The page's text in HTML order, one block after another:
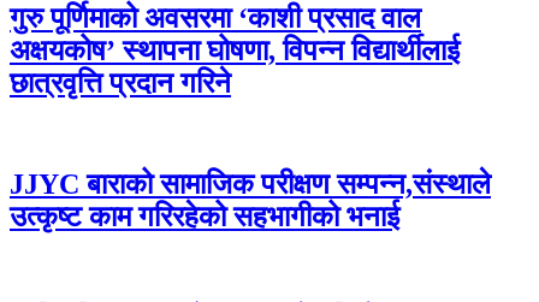
गुरु पूर्णिमाको अवसरमा ‘काशी प्रसाद वाल
अक्षयकोष’ स्थापना घोषणा, विपन्न विद्यार्थीलाई
छात्रवृत्ति प्रदान गरिने
JJYC बाराको सामाजिक परीक्षण सम्पन्न,संस्थाले
उत्कृष्ट काम गरिरहेको सहभागीको भनाई